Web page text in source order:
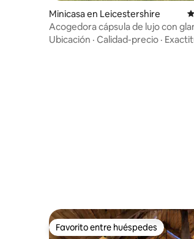
Minicasa en Leicestershire
Acogedora cápsula de lujo con
Rosina.
Ubicación · Calidad-precio ·
Favorito entre huéspedes
Favorito entre huéspedes